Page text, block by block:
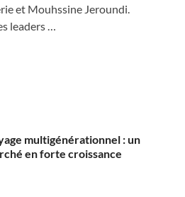
et Mouhssine Jeroundi.
leaders …
multigénérationnel : un
en forte croissance